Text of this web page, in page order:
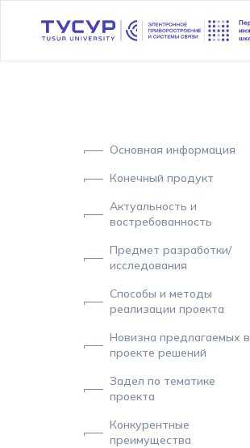
Основная информация
Конечный продукт
Актуальность и
востребованность
Предмет разработки/
исследования
Способы и методы
реализации проекта
Новизна предлагаемых в
проекте решений
Задел по тематике
проекта
Конкурентные
преимущества